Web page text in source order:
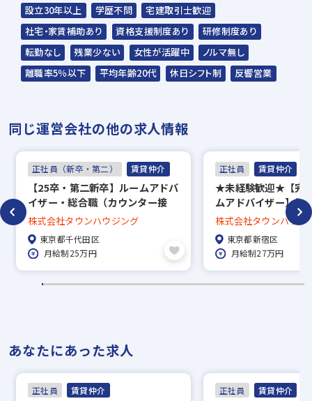
設立30年以上
学歴不問
宅建取引士歓迎
社宅・家賃補助あり
資格支援制度あり
研修制度あり
転勤なし
残業少ない 女性が活躍中
ノルマ無し
離職率5％以下
平均年齢20代 休日シフト制 反響営業
同じ運営会社の他の求人情報
正社員（新卒・第二） 賃貸仲介
【25卒・第二新卒】ルームアドバ
イザー・総合職（カウンター接
客）賞与年3回／直営140店舗の
老舗安定企業
株式会社タウンハウジング
東京都千代田区
月給制25万円
正社員 賃貸仲介
★未経験歓迎★【完
ムアドバイザー】賞
回長期休暇あり／約
中から好きな物件に
度、家賃補助50％／
で地域密着！
株式会社タウンハウジ
東京都新宿区
月給制27万円
あなたにあった求人
正社員 賃貸仲介 正社員 賃貸仲介